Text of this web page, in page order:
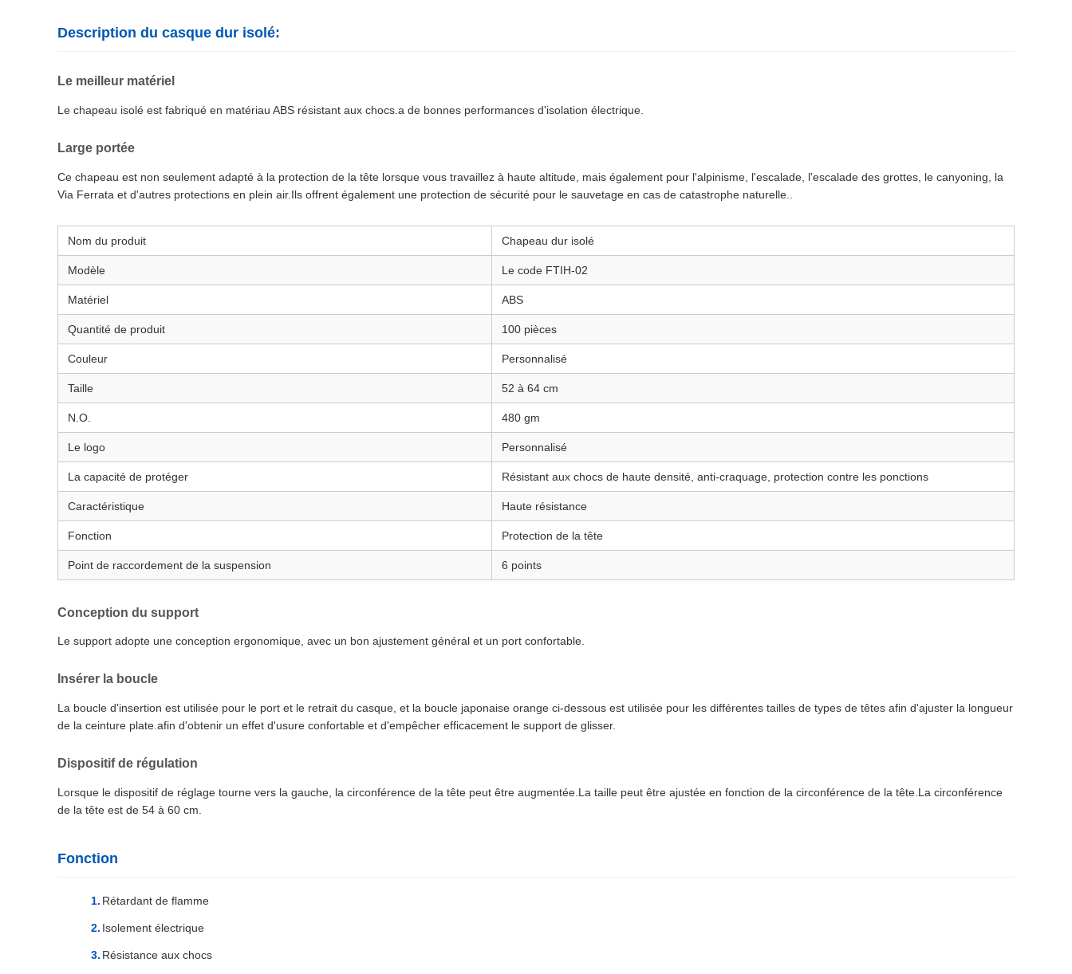
Description du casque dur isolé:
Le meilleur matériel
Le chapeau isolé est fabriqué en matériau ABS résistant aux chocs.a de bonnes performances d'isolation électrique.
Large portée
Ce chapeau est non seulement adapté à la protection de la tête lorsque vous travaillez à haute altitude, mais également pour l'alpinisme, l'escalade, l'escalade des grottes, le canyoning, la
Via Ferrata et d'autres protections en plein air.Ils offrent également une protection de sécurité pour le sauvetage en cas de catastrophe naturelle..
Nom du produit Chapeau dur isolé
Modèle Le code FTIH-02
Matériel ABS
Quantité de produit 100 pièces
Couleur Personnalisé
Taille 52 à 64 cm
N.O. 480 gm
Le logo Personnalisé
La capacité de protéger Résistant aux chocs de haute densité, anti-craquage, protection contre les ponctions
Caractéristique Haute résistance
Fonction Protection de la tête
Point de raccordement de la suspension 6 points
Conception du support
Le support adopte une conception ergonomique, avec un bon ajustement général et un port confortable.
Insérer la boucle
La boucle d'insertion est utilisée pour le port et le retrait du casque, et la boucle japonaise orange ci-dessous est utilisée pour les différentes tailles de types de têtes afin d'ajuster la longueur
de la ceinture plate.afin d'obtenir un effet d'usure confortable et d'empêcher efficacement le support de glisser.
Dispositif de régulation
Lorsque le dispositif de réglage tourne vers la gauche, la circonférence de la tête peut être augmentée.La taille peut être ajustée en fonction de la circonférence de la tête.La circonférence
de la tête est de 54 à 60 cm.
Fonction
Rétardant de flamme
Isolement électrique
Résistance aux chocs